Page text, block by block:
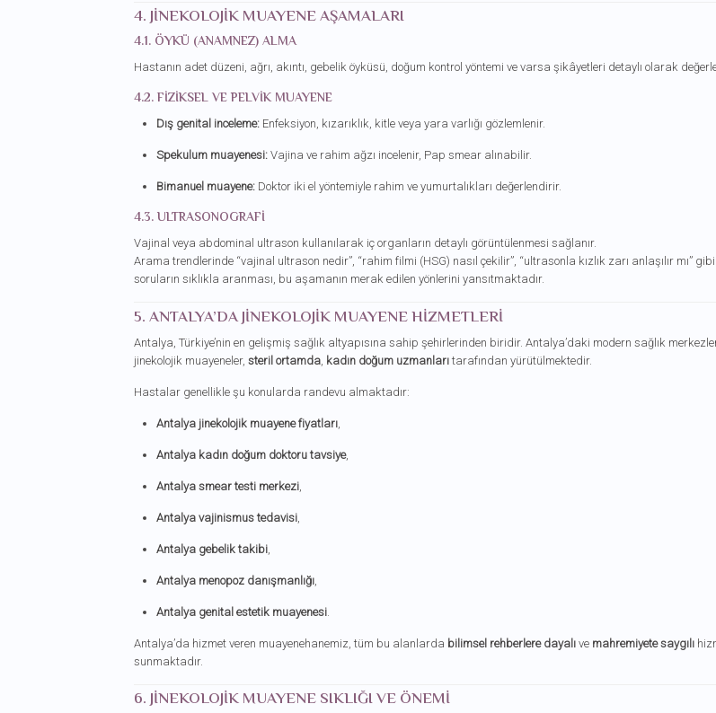
4. JINEKOLOJIK MUAYENE AŞAMALARI
4.1. ÖYKÜ (ANAMNEZ) ALMA
Hastanın adet düzeni, ağrı, akıntı, gebelik öyküsü, doğum kontrol yöntemi ve varsa şikâyetleri detaylı olarak
4.2. FIZIKSEL VE PELVIK MUAYENE
Dış genital inceleme:Enfeksiyon, kızarıklık, kitle veya yara varlığı gözlemlenir.
Spekulum muayenesi:Vajina ve rahim ağzı incelenir, Pap smear alınabilir.
Bimanuel muayene:Doktor iki el yöntemiyle rahim ve yumurtalıkları değerlendirir.
4.3. ULTRASONOGRAFI
Vajinal veya abdominal ultrason kullanılarak iç organların detaylı görüntülenmesi sağlanır.
Arama trendlerinde “vajinal ultrason nedir”, “rahim filmi (HSG) nasıl çekilir”, “ultrasonla kızlık zarı anlaşılır mı” gibi
soruların sıklıkla aranması, bu aşamanın merak edilen yönlerini yansıtmaktadır.
5. ANTALYA’DA JINEKOLOJIK MUAYENE HIZMETLERI
Antalya, Türkiye’nin en gelişmiş sağlık altyapısına sahip şehirlerinden biridir. Antalya’daki modern sağlık
jinekolojik muayeneler, steril ortamda, kadın doğum uzmanlarıtarafından yürütülmektedir.
Hastalar genellikle şu konularda randevu almaktadır:
Antalya jinekolojik muayene fiyatları,
Antalya kadın doğum doktoru tavsiye,
Antalya smear testi merkezi,
Antalya vajinismus tedavisi,
Antalya gebelik takibi,
Antalya menopoz danışmanlığı,
Antalya genital estetik muayenesi.
Antalya’da hizmet veren muayenehanemiz, tüm bu alanlarda bilimsel rehberlere dayalıve mahremiyete saygılı
sunmaktadır.
6. JINEKOLOJIK MUAYENE SIKLIĞI VE ÖNEMI